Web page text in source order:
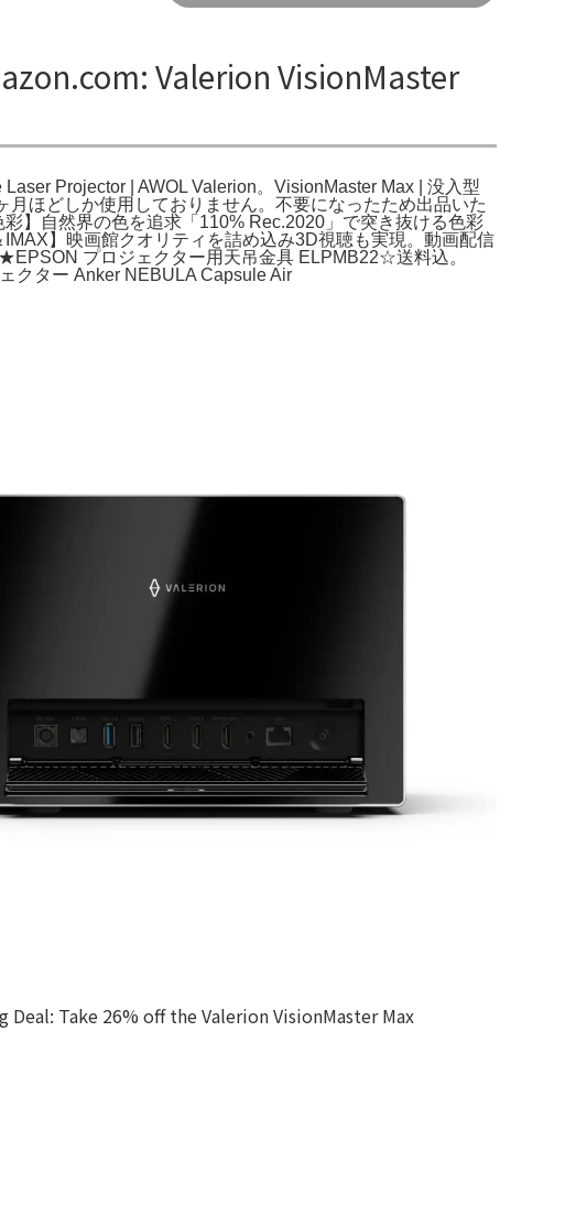
Valerion VisionMaster
Projector | AWOL Valerion。VisionMaster Max | 没入型
ほどしか使用しておりません。不要になったため出品いた
】自然界の色を追求「110% Rec.2020」で突き抜ける色彩
】映画館クオリティを詰め込み3D視聴も実現。動画配信
プロジェクター用天吊金具 ELPMB22☆送料込。
クター Anker NEBULA Capsule Air